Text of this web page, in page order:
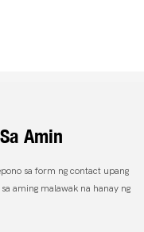
Amin
sa form ng contact upang
aming malawak na hanay ng